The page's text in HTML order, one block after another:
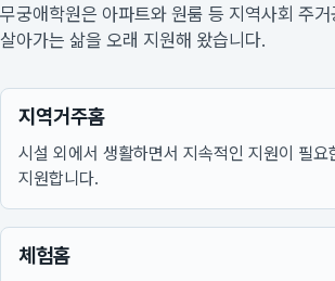
무궁애학원은 아파트와 원룸 등 지역사회 주거
살아가는 삶을 오래 지원해 왔습니다.
지역거주홈
시설 외에서 생활하면서 지속적인 지원이 필요
지원합니다.
체험홈